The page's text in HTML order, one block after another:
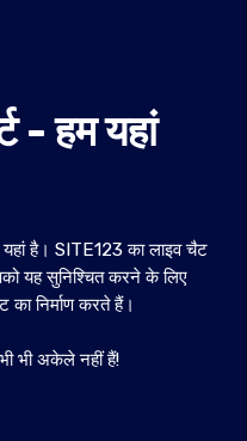
- हम यहां
है। SITE123 का लाइव चैट
यह सुनिश्चित करने के लिए
निर्माण करते हैं।
भी अकेले नहीं हैं!